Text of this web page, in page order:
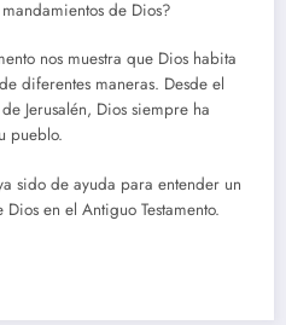
de Dios?
nos muestra que Dios habita
diferentes maneras. Desde el
Jerusalén, Dios siempre ha
pueblo.
sido de ayuda para entender un
en el Antiguo Testamento.